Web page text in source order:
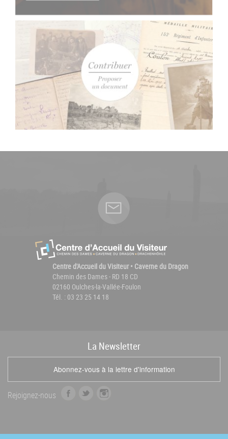
Centre d'Accueil du Visiteur • Caverne du Dragon
Chemin des Dames - RD 18 CD
02160 Oulches-la-Vallée-Foulon
Tél. : 03 23 25 14 18
La Newsletter
Abonnez-vous à la lettre d'information
Rejoignez-nous
b
t
a